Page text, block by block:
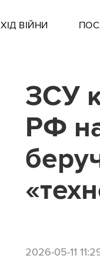
ХІД ВІЙНИ
ЗСУ
РФ
2026-05-11